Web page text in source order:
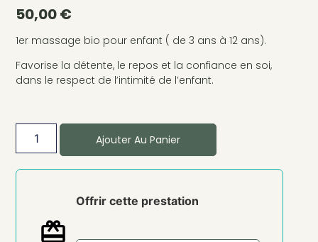
50,00€
1er massage bio pour enfant ( de 3 ans à 12 ans).
Favorise la détente, le repos et la confiance en soi,
dans le respect de l’intimité de l’enfant.
Ajouter Au Panier
Offrir cette prestation